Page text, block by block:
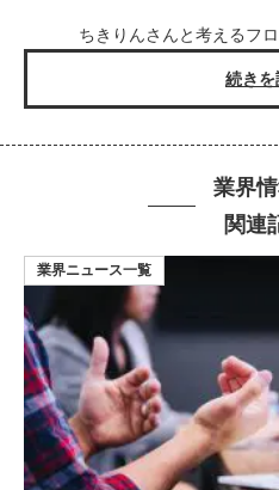
ちきりんさんと考えるフ
続きを
業界
関連
業界ニュース一覧